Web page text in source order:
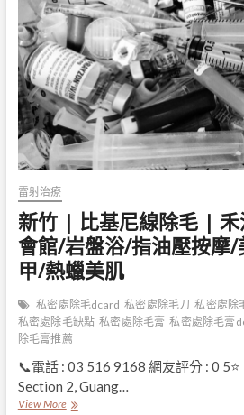
線
除
毛
|
米
凱
拉
甲
美
睫
雷射治療
新竹 | 比基尼線除毛 | 禾
會館/岩盤浴/指油壓按摩
甲/熱蠟美肌
私密處除毛dcard 私密處除毛刀 私密處除
私密處除毛缺點 私密處除毛膏 私密處除毛膏
除毛膏推薦
📞電話 : 03 516 9168 網友評分 : 0
Section 2, Guang…
View More新